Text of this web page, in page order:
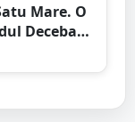
Mare. O
Decebal.